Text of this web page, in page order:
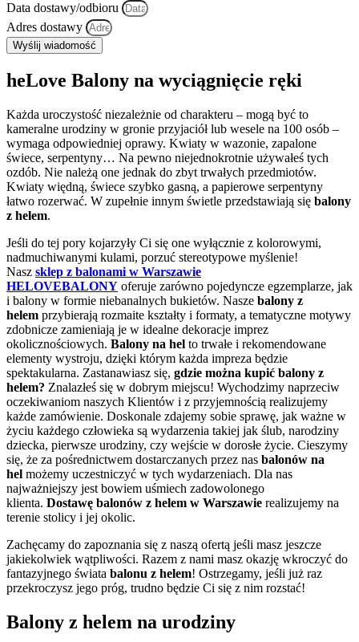
Data dostawy/odbioru
Adres dostawy
Wyślij wiadomość
heLove Balony na wyciągnięcie ręki
Każda uroczystość niezależnie od charakteru – mogą być to
kameralne urodziny w gronie przyjaciół lub wesele na 100 osób –
wymaga odpowiedniej oprawy. Kwiaty w wazonie, zapalone
świece, serpentyny… Na pewno niejednokrotnie używałeś tych
ozdób. Nie należą one jednak do zbyt trwałych przedmiotów.
Kwiaty więdną, świece szybko gasną, a papierowe serpentyny
łatwo rozerwać. W zupełnie innym świetle przedstawiają się balony
z helem.
Jeśli do tej pory kojarzyły Ci się one wyłącznie z kolorowymi,
nadmuchiwanymi kulami, porzuć stereotypowe myślenie!
Nasz sklep z balonami w Warszawie
HELOVEBALONY oferuje zarówno pojedyncze egzemplarze, jak
i balony w formie niebanalnych bukietów. Nasze balony z
helem przybierają rozmaite kształty i formaty, a tematyczne motywy
zdobnicze zamieniają je w idealne dekoracje imprez
okolicznościowych. Balony na hel to trwałe i rekomendowane
elementy wystroju, dzięki którym każda impreza będzie
spektakularna. Zastanawiasz się, gdzie można kupić balony z
helem? Znalazłeś się w dobrym miejscu! Wychodzimy naprzeciw
oczekiwaniom naszych Klientów i z przyjemnością realizujemy
każde zamówienie. Doskonale zdajemy sobie sprawę, jak ważne w
życiu każdego człowieka są wydarzenia takiej jak ślub, narodziny
dziecka, pierwsze urodziny, czy wejście w dorosłe życie. Cieszymy
się, że za pośrednictwem dostarczanych przez nas balonów na
hel możemy uczestniczyć w tych wydarzeniach. Dla nas
najważniejszy jest bowiem uśmiech zadowolonego
klienta. Dostawę balonów z helem w Warszawie realizujemy na
terenie stolicy i jej okolic.
Zachęcamy do zapoznania się z naszą ofertą jeśli masz jeszcze
jakiekolwiek wątpliwości. Razem z nami masz okazję wkroczyć do
fantazyjnego świata balonu z helem! Ostrzegamy, jeśli już raz
przekroczysz jego próg, trudno będzie Ci się z nim rozstać!
Balony z helem na urodziny